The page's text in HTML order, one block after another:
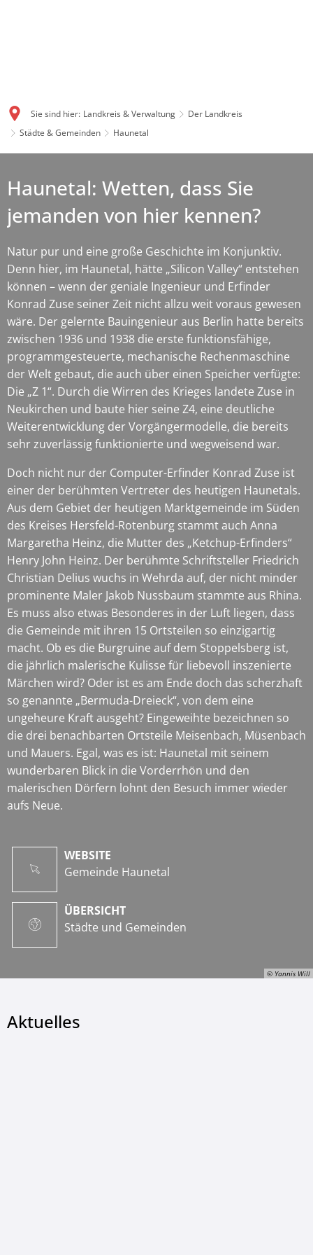
Sie sind hier: Landkreis & Verwaltung
Der Landkreis
Städte & Gemeinden
Haunetal
© Yannis Will
Haunetal: Wetten, dass Sie
jemanden von hier kennen?
Natur pur und eine große Geschichte im Konjunktiv.
Denn hier, im Haunetal, hätte „Silicon Valley“ entstehen
können – wenn der geniale Ingenieur und Erfinder
Konrad Zuse seiner Zeit nicht allzu weit voraus gewesen
wäre. Der gelernte Bauingenieur aus Berlin hatte bereits
zwischen 1936 und 1938 die erste funktionsfähige,
programmgesteuerte, mechanische Rechenmaschine
der Welt gebaut, die auch über einen Speicher verfügte:
Die „Z 1“. Durch die Wirren des Krieges landete Zuse in
Neukirchen und baute hier seine Z4, eine deutliche
Weiterentwicklung der Vorgängermodelle, die bereits
sehr zuverlässig funktionierte und wegweisend war.
Doch nicht nur der Computer-Erfinder Konrad Zuse ist
einer der berühmten Vertreter des heutigen Haunetals.
Aus dem Gebiet der heutigen Marktgemeinde im Süden
des Kreises Hersfeld-Rotenburg stammt auch Anna
Margaretha Heinz, die Mutter des „Ketchup-Erfinders“
Henry John Heinz. Der berühmte Schriftsteller Friedrich
Christian Delius wuchs in Wehrda auf, der nicht minder
prominente Maler Jakob Nussbaum stammte aus Rhina.
Es muss also etwas Besonderes in der Luft liegen, dass
die Gemeinde mit ihren 15 Ortsteilen so einzigartig
macht. Ob es die Burgruine auf dem Stoppelsberg ist,
die jährlich malerische Kulisse für liebevoll inszenierte
Märchen wird? Oder ist es am Ende doch das scherzhaft
so genannte „Bermuda-Dreieck“, von dem eine
ungeheure Kraft ausgeht? Eingeweihte bezeichnen so
die drei benachbarten Ortsteile Meisenbach, Müsenbach
und Mauers. Egal, was es ist: Haunetal mit seinem
wunderbaren Blick in die Vorderrhön und den
malerischen Dörfern lohnt den Besuch immer wieder
aufs Neue.
WEBSITE
Gemeinde Haunetal
ÜBERSICHT
Städte und Gemeinden
Aktuelles